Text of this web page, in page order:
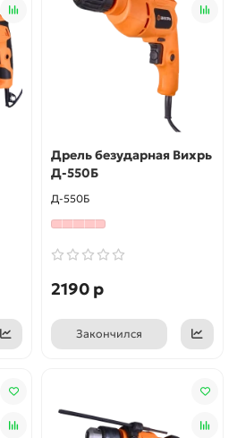
Дрель безударная Вихрь
Д-550Б
Д-550Б
2190 р
Закончился